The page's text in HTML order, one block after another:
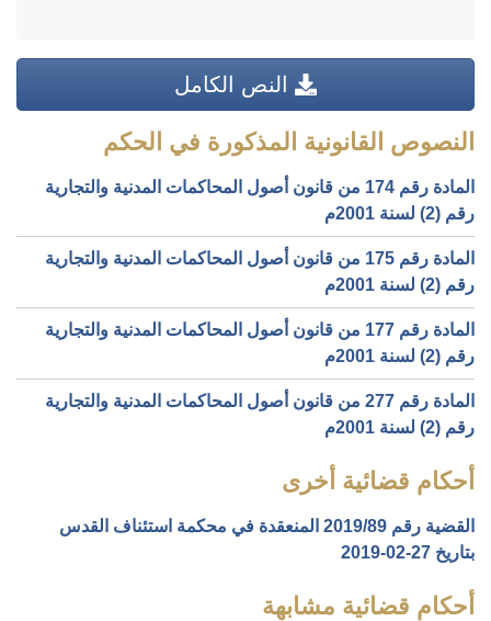
النص الكامل
النصوص القانونية المذكورة في الحكم
المادة رقم 174 من قانون أصول المحاكمات المدنية والتجارية
رقم (2) لسنة 2001م
المادة رقم 175 من قانون أصول المحاكمات المدنية والتجارية
رقم (2) لسنة 2001م
المادة رقم 177 من قانون أصول المحاكمات المدنية والتجارية
رقم (2) لسنة 2001م
المادة رقم 277 من قانون أصول المحاكمات المدنية والتجارية
رقم (2) لسنة 2001م
أحكام قضائية أخرى
القضية رقم ‎89‏/‎2019‏ المنعقدة في محكمة استئناف القدس
بتاريخ ‎2019-02-27‏
أحكام قضائية مشابهة